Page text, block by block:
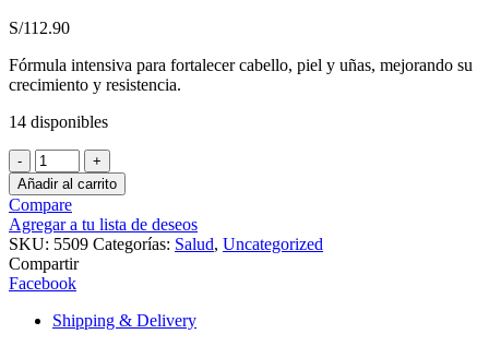
S/112.90
Fórmula intensiva para fortalecer cabello, piel y uñas, mejorando su
crecimiento y resistencia.
14 disponibles
BIOTIN
10000
MCG
PLUS
KERATIN
100
MG
(60
TAB)
cantidad
Añadir al carrito
Compare
Agregar a tu lista de deseos
SKU: 5509 Categorías: Salud, Uncategorized
Compartir
Facebook
Shipping & Delivery